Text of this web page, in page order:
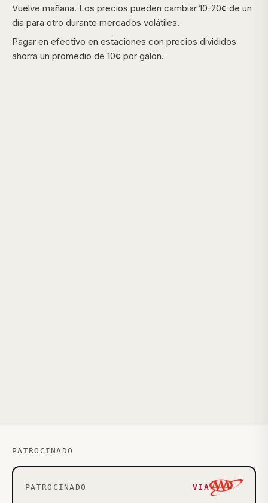
Vuelve mañana. Los precios pueden cambiar 10-20¢ de un
día para otro durante mercados volátiles.
Pagar en efectivo en estaciones con precios divididos
ahorra un promedio de 10¢ por galón.
PATROCINADO
PATROCINADO VIA